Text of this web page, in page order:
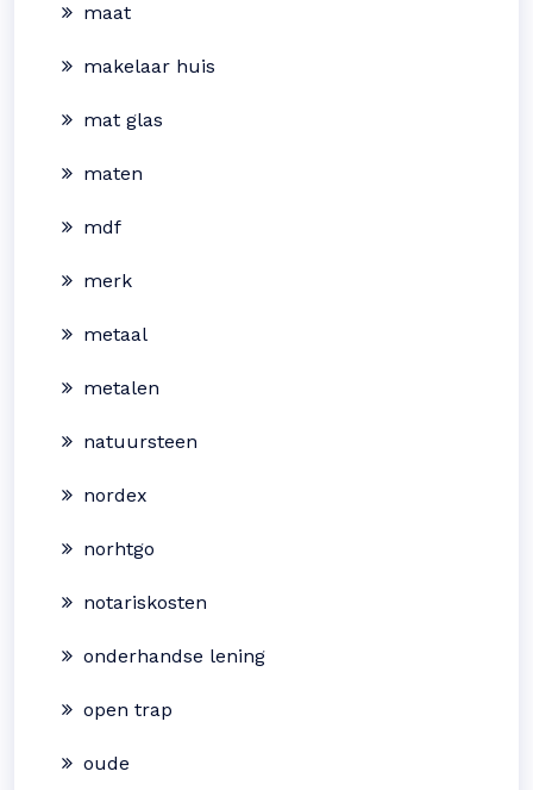
maat
makelaar huis
mat glas
maten
mdf
merk
metaal
metalen
natuursteen
nordex
norhtgo
notariskosten
onderhandse lening
open trap
oude